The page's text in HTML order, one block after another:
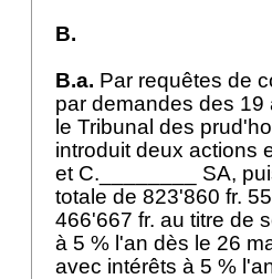
B.
B.a. Par requêtes de
par demandes des
le Tribunal des
introduit deux actions
et C.________ SA,
totale de 823'860 fr.
466'667 fr. au titre de
à 5 % l'an dès le 26
avec intérêts à 5 %